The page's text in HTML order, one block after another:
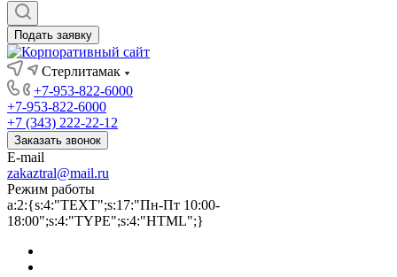
Подать заявку
Стерлитамак
+7-953-822-6000
+7-953-822-6000
+7 (343) 222-22-12
Заказать звонок
E-mail
zakaztral@mail.ru
Режим работы
a:2:{s:4:"TEXT";s:17:"Пн-Пт 10:00-
18:00";s:4:"TYPE";s:4:"HTML";}